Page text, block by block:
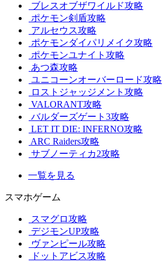
ブレスオブザワイルド攻略
ポケモン剣盾攻略
アルセウス攻略
ポケモンダイパリメイク攻略
ポケモンユナイト攻略
あつ森攻略
ユニコーンオーバーロード攻略
ロストジャッジメント攻略
VALORANT攻略
バルダーズゲート3攻略
LET IT DIE: INFERNO攻略
ARC Raiders攻略
サブノーティカ2攻略
一覧を見る
スマホゲーム
スマグロ攻略
デジモンUP攻略
ヴァンピール攻略
ドットアビス攻略